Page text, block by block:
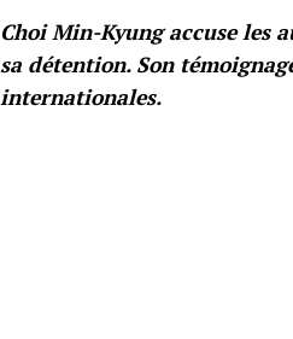
Choi Min-Kyung accuse les
sa détention. Son
internationales.